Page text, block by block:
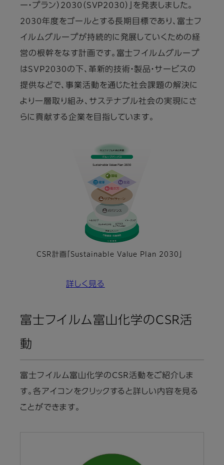
ー・プラン）2030（SVP2030）」を発表しました。
2030年度をゴールとする長期目標であり、富士フ
イルムグループが持続的に発展していくための経
営の根幹をなす計画です。富士フイルムグループ
はSVP2030の下、革新的技術・製品・サービスの
提供などで、事業活動を通じた社会課題の解決に
より一層取り組み、サステナブル社会の実現にさ
らに貢献する企業を目指しています。
CSR計画「Sustainable Value Plan 2030」
詳しく見る
富士フイルム富山化学のCSR活
動
富士フイルム富山化学のCSR活動をご紹介しま
す。各アイコンをクリックすると詳しい内容を見る
ことができます。